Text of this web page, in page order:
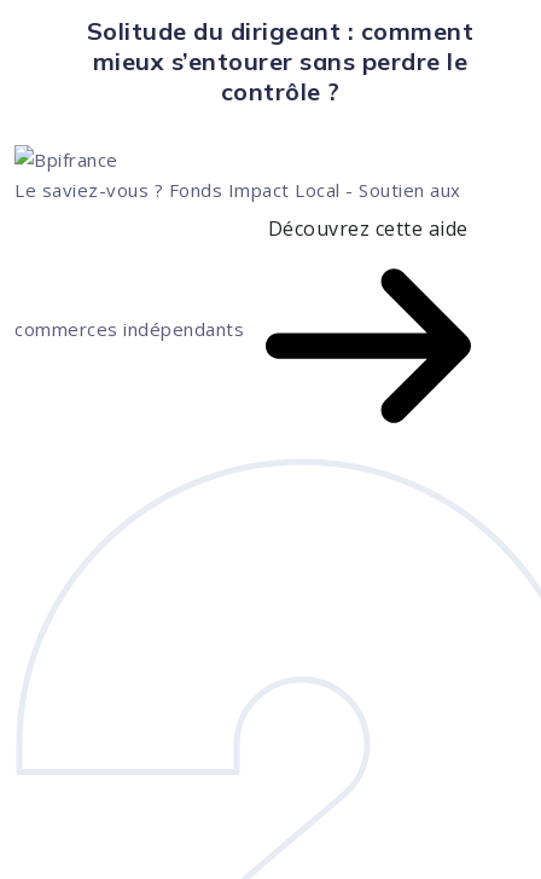
Solitude du dirigeant : comment
mieux s’entourer sans perdre le
contrôle ?
Le saviez-vous ? Fonds Impact Local - Soutien aux
commerces indépendants
Découvrez cette aide